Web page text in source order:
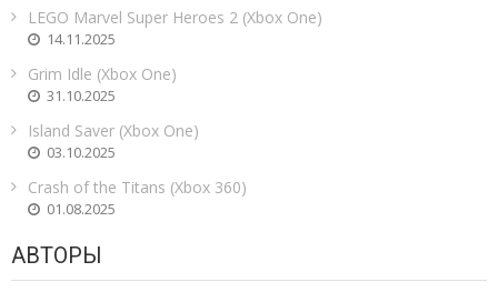
LEGO Marvel Super Heroes 2 (Xbox One)
14.11.2025
Grim Idle (Xbox One)
31.10.2025
Island Saver (Xbox One)
03.10.2025
Crash of the Titans (Xbox 360)
01.08.2025
АВТОРЫ